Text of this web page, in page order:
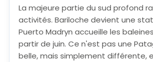
La majeure partie du sud profond
activités. Bariloche devient une
Puerto Madryn accueille les
partir de juin. Ce n'est pas une
belle, mais simplement différente,